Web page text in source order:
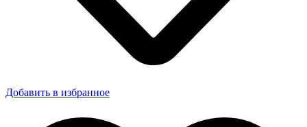
Добавить в избранное